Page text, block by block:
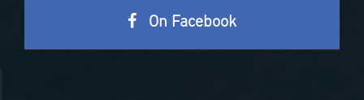
On Facebook